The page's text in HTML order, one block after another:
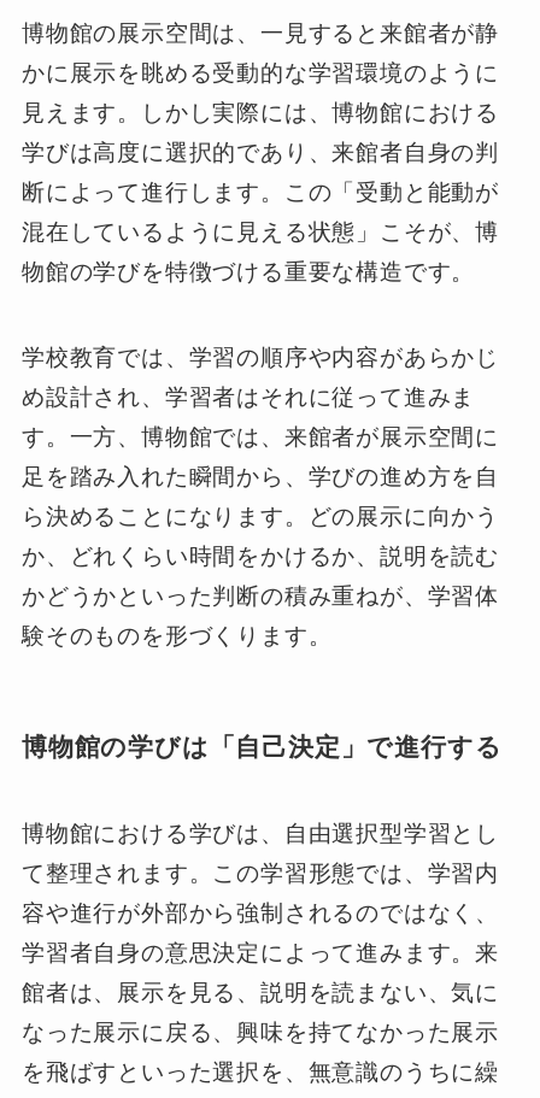
博物館の展示空間は、一見すると来館者が静
かに展示を眺める受動的な学習環境のように
見えます。しかし実際には、博物館における
学びは高度に選択的であり、来館者自身の判
断によって進行します。この「受動と能動が
混在しているように見える状態」こそが、博
物館の学びを特徴づける重要な構造です。
学校教育では、学習の順序や内容があらかじ
め設計され、学習者はそれに従って進みま
す。一方、博物館では、来館者が展示空間に
足を踏み入れた瞬間から、学びの進め方を自
ら決めることになります。どの展示に向かう
か、どれくらい時間をかけるか、説明を読む
かどうかといった判断の積み重ねが、学習体
験そのものを形づくります。
博物館の学びは「自己決定」で進行する
博物館における学びは、自由選択型学習とし
て整理されます。この学習形態では、学習内
容や進行が外部から強制されるのではなく、
学習者自身の意思決定によって進みます。来
館者は、展示を見る、説明を読まない、気に
なった展示に戻る、興味を持てなかった展示
を飛ばすといった選択を、無意識のうちに繰